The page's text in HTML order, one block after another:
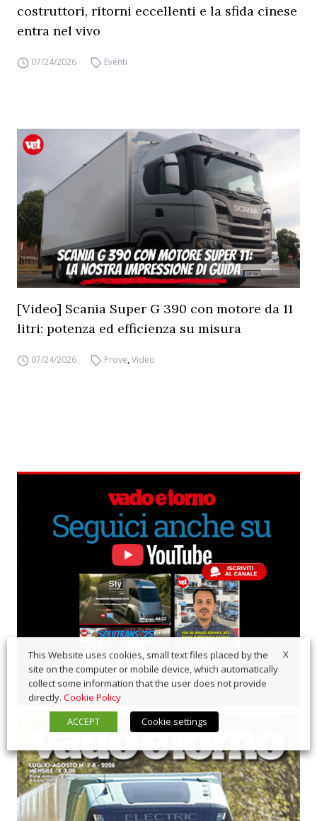
costruttori, ritorni eccellenti e la sfida cinese
entra nel vivo
07/24/2026 Eventi
[Video] Scania Super G 390 con motore da 11
litri: potenza ed efficienza su misura
07/24/2026 Prove,Video
X
This Website uses cookies, small text files placed by the
site on the computer or mobile device, which automatically
collect some information that the user does not provide
directly. Cookie Policy
ACCEPT
Cookie settings